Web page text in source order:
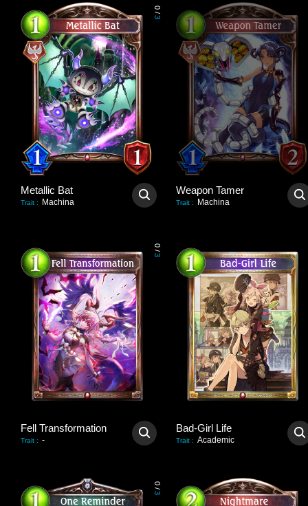
0
/
3
Metallic Bat
Trait : Machina
Weapon Tamer
Trait : Machina
0
/
3
Fell Transformation
Trait : -
Bad-Girl Life
Trait : Academic
0
/
3